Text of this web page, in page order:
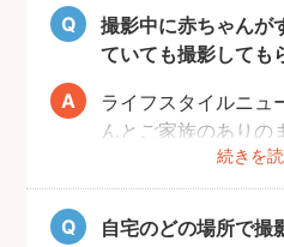
の生活リズムがまだ
むつ替え・ねんねの
よってそれぞれです
しい場合、フォトグ
相談ください。
撮影中に赤ちゃんが
ていても撮影しても
続きを
ライフスタイルニュ
んとご家族のありの
さめます。そのため
てもそのまま撮影を
ての赤ちゃんの寝顔
自宅のどの場所で撮